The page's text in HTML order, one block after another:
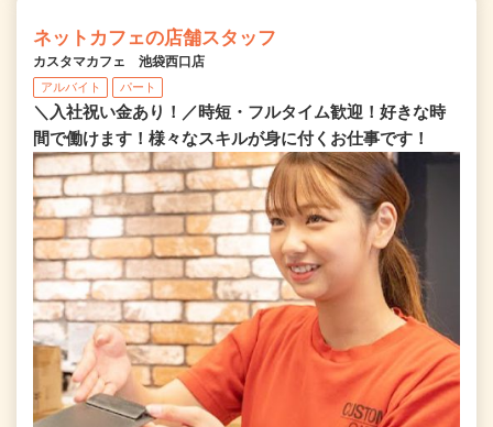
ネットカフェの店舗スタッフ
カスタマカフェ 池袋西口店
アルバイト パート
＼入社祝い金あり！／時短・フルタイム歓迎！好きな時
間で働けます！様々なスキルが身に付くお仕事です！